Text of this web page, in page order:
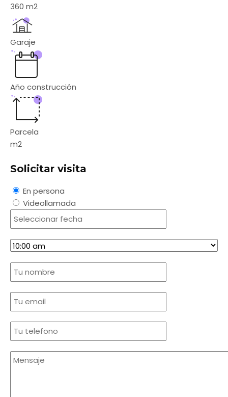
360 m2
Garaje
Año construcción
Parcela
m2
Solicitar visita
En persona
Videollamada